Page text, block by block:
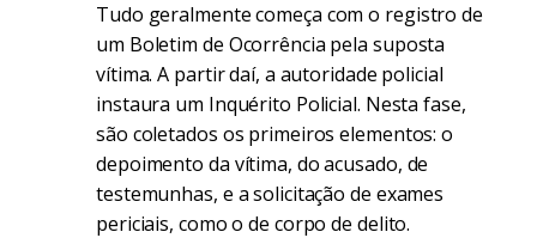
Tudo geralmente começa com o registro de
um Boletim de Ocorrência pela suposta
vítima. A partir daí, a autoridade policial
instaura um Inquérito Policial. Nesta fase,
são coletados os primeiros elementos: o
depoimento da vítima, do acusado, de
testemunhas, e a solicitação de exames
periciais, como o de corpo de delito.